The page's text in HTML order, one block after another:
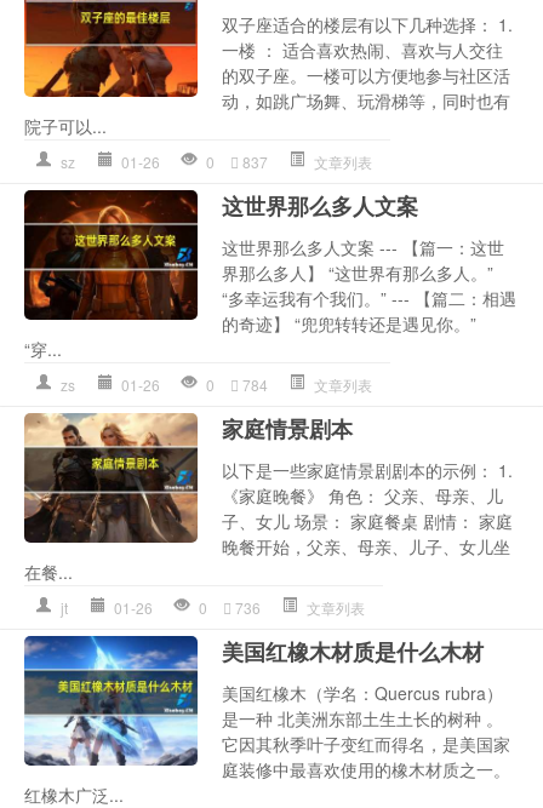
双子座适合的楼层有以下几种选择： 1.
一楼 ： 适合喜欢热闹、喜欢与人交往
的双子座。一楼可以方便地参与社区活
动，如跳广场舞、玩滑梯等，同时也有
院子可以...
sz 01-26 0 837 文章列表
这世界那么多人文案
这世界那么多人文案 --- 【篇一：这世
界那么多人】 “这世界有那么多人。”
“多幸运我有个我们。” --- 【篇二：相遇
的奇迹】 “兜兜转转还是遇见你。”
“穿...
zs 01-26 0 784 文章列表
家庭情景剧本
以下是一些家庭情景剧剧本的示例： 1.
《家庭晚餐》 角色： 父亲、母亲、儿
子、女儿 场景： 家庭餐桌 剧情： 家庭
晚餐开始，父亲、母亲、儿子、女儿坐
在餐...
jt 01-26 0 736 文章列表
美国红橡木材质是什么木材
美国红橡木（学名：Quercus rubra）
是一种 北美洲东部土生土长的树种 。
它因其秋季叶子变红而得名，是美国家
庭装修中最喜欢使用的橡木材质之一。
红橡木广泛...